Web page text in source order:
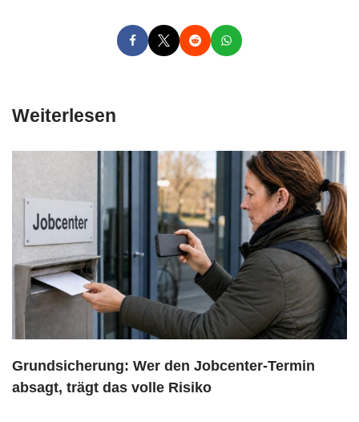
Weiterlesen
Grundsicherung: Wer den Jobcenter-Termin
absagt, trägt das volle Risiko